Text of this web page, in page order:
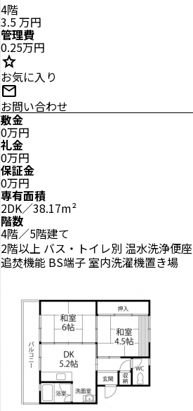
4階
3.5万円
管理費
0.25万円
star
お気に入り
mail
お問い合わせ
敷金
0万円
礼金
0万円
保証金
0万円
専有面積
2DK／38.17m²
階数
4階／5階建て
2階以上 バス・トイレ別 温水洗浄便座
追焚機能 BS端子室内洗濯機置き場